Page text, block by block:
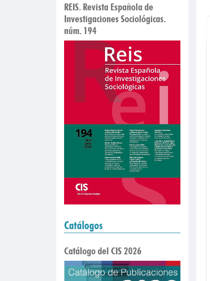
REIS. Revista Española de
Investigaciones Sociológicas.
núm. 194
Catálogos
Catálogo del CIS 2026